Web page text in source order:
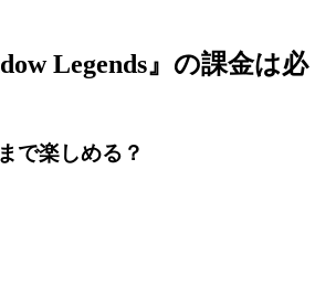
Legends』の課金は必
で楽しめる？